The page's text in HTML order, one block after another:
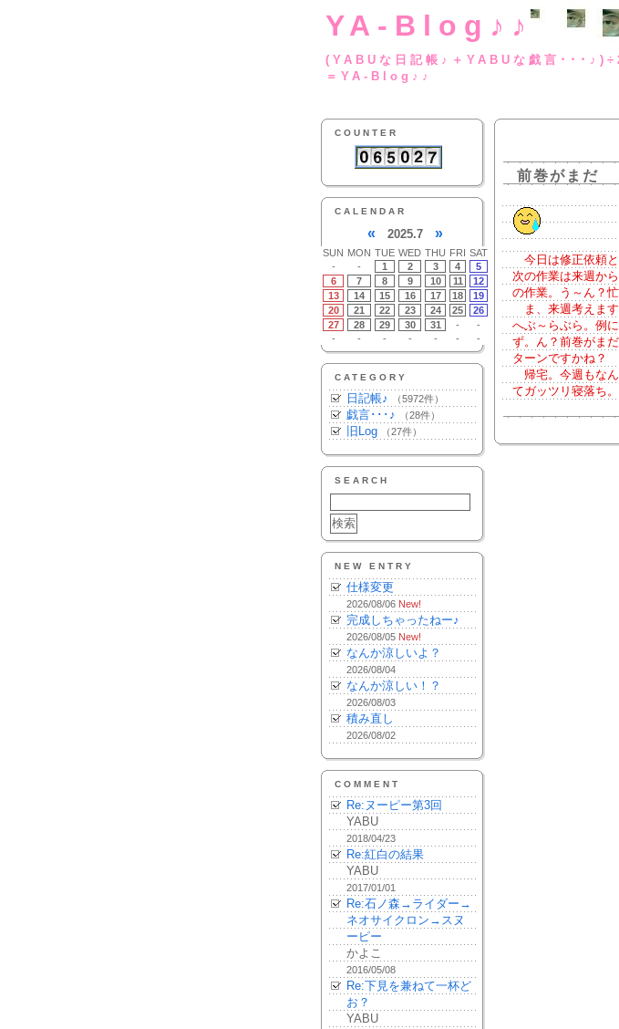
YA-Blog♪♪
(YABUな日記帳♪＋
＝YA-Blog♪♪
COUNTER
CALENDAR
« 2025.7 »
SUN MON TUE WED THU FRI SAT
-
- 1 2 3 4
5
6
7 8 9 10 11
12
13
14 15 16 17 18
19
20
21 22 23 24 25
26
27
28 29 30 31 -
-
-
- - - - - -
CATEGORY
日記帳♪ （5972件）
戯言･･･♪ （28件）
旧Log （27件）
SEARCH
NEW ENTRY
仕様変更
2026/08/06 New!
完成しちゃったねー♪
2026/08/05 New!
なんか涼しいよ？
2026/08/04
なんか涼しい！？
2026/08/03
積み直し
2026/08/02
COMMENT
Re:ヌーピー第3回
YABU
2018/04/23
Re:紅白の結果
YABU
2017/01/01
Re:石ノ森→ライダー→
ネオサイクロン→スヌ
ーピー
かよこ
2016/05/08
Re:下見を兼ねて一杯ど
お？
YABU
前巻がまだ
今日は修正依頼
次の作業は来週か
の作業。う～ん？忙
ま、来週考えま
へぶ～らぶら。例
ず。ん？前巻がま
ターンですかね？
帰宅。今週もな
てガッツリ寝落ち